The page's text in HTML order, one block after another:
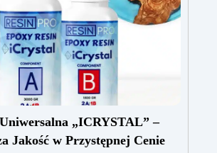
„ICRYSTAL” –
Jakość w Przystępnej Cenie